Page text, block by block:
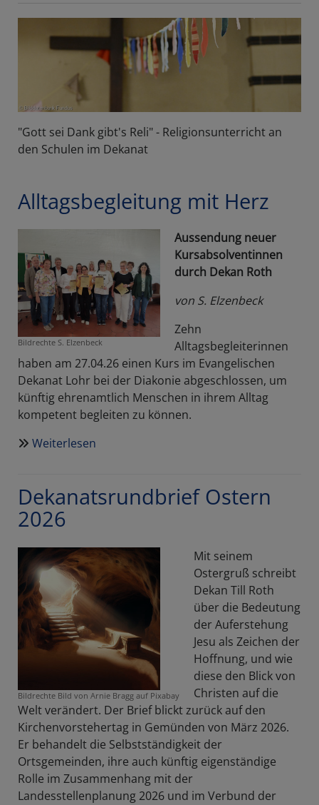
"Gott sei Dank gibt's Reli" - Religionsunterricht an
den Schulen im Dekanat
Alltagsbegleitung mit Herz
Bildrechte S. Elzenbeck
Aussendung neuer
Kursabsolventinnen
durch Dekan Roth
von S. Elzenbeck
Zehn
Alltagsbegleiterinnen
haben am 27.04.26 einen Kurs im Evangelischen
Dekanat Lohr bei der Diakonie abgeschlossen, um
künftig ehrenamtlich Menschen in ihrem Alltag
kompetent begleiten zu können.
Weiterlesen
Herz
Dekanatsrundbrief Ostern
2026
Bildrechte Bild von Arnie Bragg auf Pixabay
Mit seinem
Ostergruß schreibt
Dekan Till Roth
über die Bedeutung
der Auferstehung
Jesu als Zeichen der
Hoffnung, und wie
diese den Blick von
Christen auf die
Welt verändert. Der Brief blickt zurück auf den
Kirchenvorstehertag in Gemünden von März 2026.
Er behandelt die Selbstständigkeit der
Ortsgemeinden, ihre auch künftig eigenständige
Rolle im Zusammenhang mit der
Landesstellenplanung 2026 und im Verbund der